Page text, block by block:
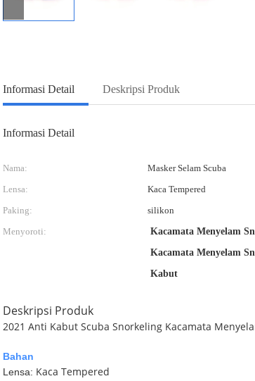
Informasi Detail Deskripsi Produk
Informasi Detail
Nama: Masker Selam Scuba
Lensa:
Kaca Tempered
Paking:
silikon
Menyoroti:
Kacamata Menyelam
Kacamata Menyelam
Kabut
Deskripsi Produk
2021 Anti Kabut Scuba Snorkeling Kacamata
Bahan
Lensa: Kaca Tempered